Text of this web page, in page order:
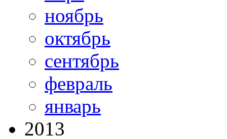
ноябрь
октябрь
сентябрь
февраль
январь
2013